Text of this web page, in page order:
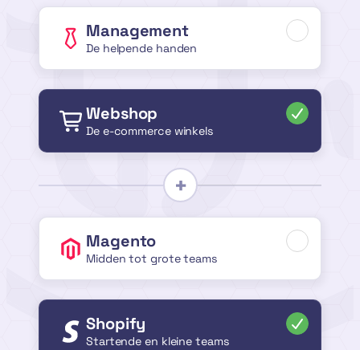
Management
De helpende handen
Webshop
De e-commerce winkels
Magento
Midden tot grote teams
Shopify
Startende en kleine teams